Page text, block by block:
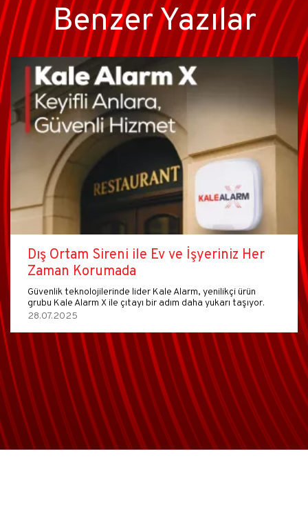
Benzer Yazılar
Dış Ortam Sireni ile Ev ve İşyeriniz Her
Zaman Korumada
Güvenlik teknolojilerinde lider Kale Alarm, yenilikçi ürün
grubu Kale Alarm X ile çıtayı bir adım daha yukarı taşıyor.
28.07.2025